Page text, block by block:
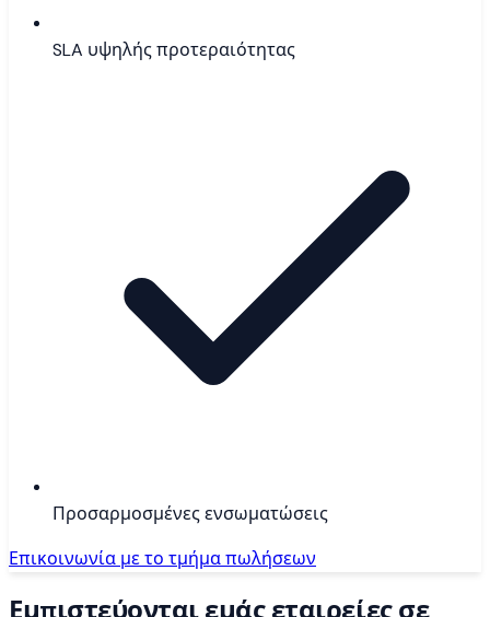
SLA υψηλής προτεραιότητας
Προσαρμοσμένες ενσωματώσεις
Επικοινωνία με το τμήμα πωλήσεων
Εμπιστεύονται εμάς εταιρείες σε